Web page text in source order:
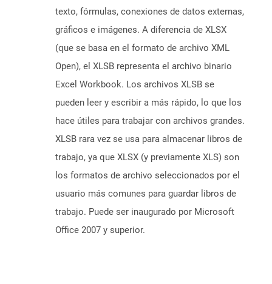
texto, fórmulas, conexiones de datos externas,
gráficos e imágenes. A diferencia de XLSX
(que se basa en el formato de archivo XML
Open), el XLSB representa el archivo binario
Excel Workbook. Los archivos XLSB se
pueden leer y escribir a más rápido, lo que los
hace útiles para trabajar con archivos grandes.
XLSB rara vez se usa para almacenar libros de
trabajo, ya que XLSX (y previamente XLS) son
los formatos de archivo seleccionados por el
usuario más comunes para guardar libros de
trabajo. Puede ser inaugurado por Microsoft
Office 2007 y superior.